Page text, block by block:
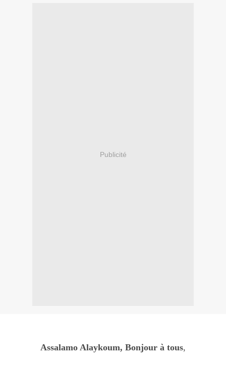
Publicité
Assalamo Alaykoum, Bonjour à tous,